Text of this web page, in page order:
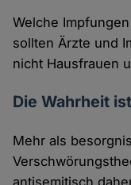
Welche
sollten Ärzte und
nicht Hausfrauen
Die Wahrheit
Mehr als